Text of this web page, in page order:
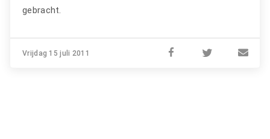
gebracht.
Vrijdag 15 juli 2011